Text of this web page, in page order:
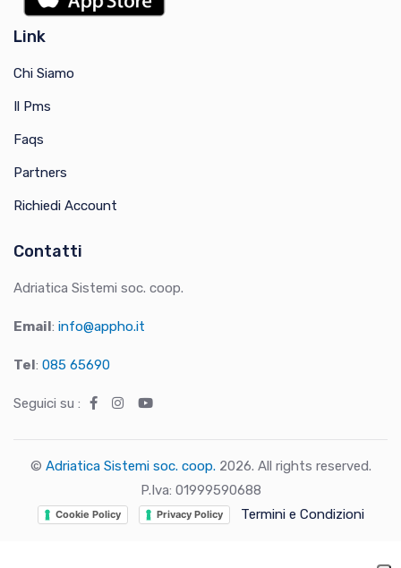
Link
Chi Siamo
Il Pms
Faqs
Partners
Richiedi Account
Contatti
Adriatica Sistemi soc. coop.
Email: info@appho.it
Tel: 085 65690
Seguici su :
© Adriatica Sistemi soc. coop. 2026. All rights reserved.
P.Iva: 01999590688
Cookie Policy Privacy Policy Termini e Condizioni